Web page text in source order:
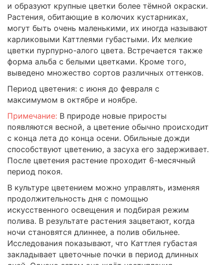
и образуют крупные цветки более тёмной окраски.
Растения, обитающие в колючих кустарниках,
могут быть очень маленькими, их иногда называют
карликовыми Каттлеями губастыми. Их мелкие
цветки пурпурно-алого цвета. Встречается также
форма альба с белыми цветками. Кроме того,
выведено множество сортов различных оттенков.
Период цветения: с июня до февраля с
максимумом в октябре и ноябре.
Примечание: В природе новые приросты
появляются весной, а цветение обычно происходит
с конца лета до конца осени. Обильные дожди
способствуют цветению, а засуха его задерживает.
После цветения растение проходит 6-месячный
период покоя.
В культуре цветением можно управлять, изменяя
продолжительность дня с помощью
искусственного освещения и подбирая режим
полива. В результате растения зацветают, когда
ночи становятся длиннее, а полив обильнее.
Исследования показывают, что Каттлея губастая
закладывает цветочные почки в период длинных